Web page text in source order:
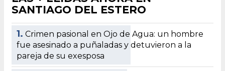
SANTIAGO DEL ESTERO
1. Crimen pasional en Ojo de Agua: un hombre
fue asesinado a puñaladas y detuvieron a la
pareja de su exesposa